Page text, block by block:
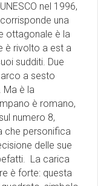
nel 1996,
una
ottagonale è la
è rivolto a est a
sudditi. Due
a sesto
Ma è la
è romano,
numero 8,
che personifica
delle sue
La carica
è forte: questa